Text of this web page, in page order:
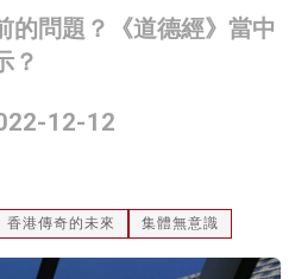
的問題？《道德經》當中
？
12-12
香港傳奇的未來 集體無意識